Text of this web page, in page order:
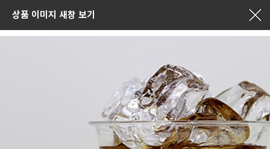
상품 이미지 새창 보기